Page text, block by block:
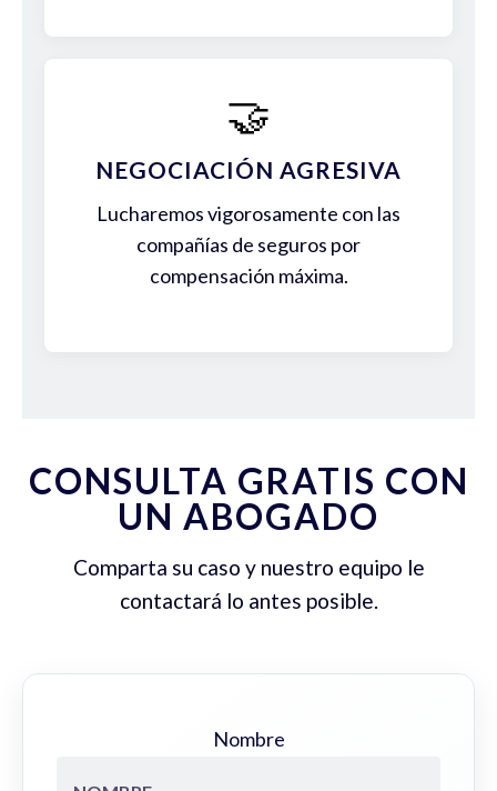
🤝
NEGOCIACIÓN AGRESIVA
Lucharemos vigorosamente con las
compañías de seguros por
compensación máxima.
CONSULTA GRATIS CON
UN ABOGADO
Comparta su caso y nuestro equipo le
contactará lo antes posible.
Nombre